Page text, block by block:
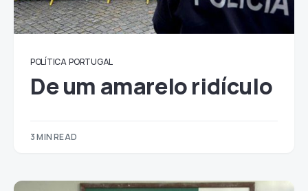
POLÍTICA PORTUGAL
De um amarelo ridículo
3 MIN READ